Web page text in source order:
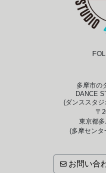
多摩市の
DANCE
(ダンススタ
〒
東京都
(多摩センタ
お問い合